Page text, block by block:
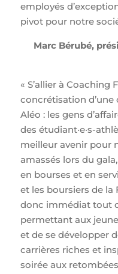
employés
pivot pour notre
Marc Bérubé,
« S’allier à Coaching
concrétisation
Aléo : les gens
des étudiant·e·s-
meilleur avenir pour
amassés lors du
en bourses et en
et les boursiers de la
donc immédiat tout
permettant aux
et de se développer
carrières riches et
soirée aux